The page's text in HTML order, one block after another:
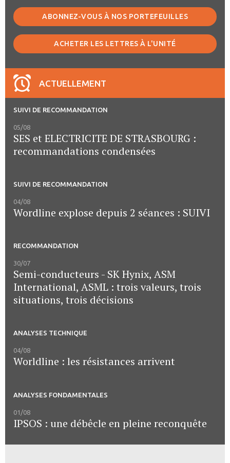
ABONNEZ-VOUS À NOS PORTEFEUILLES
ACHETER LES LETTRES À L'UNITÉ
ACTUELLEMENT
SUIVI DE RECOMMANDATION
05/08
SES et ELECTRICITE DE STRASBOURG :
recommandations condensées
SUIVI DE RECOMMANDATION
04/08
Wordline explose depuis 2 séances : SUIVI
RECOMMANDATION
30/07
Semi-conducteurs - SK Hynix, ASM
International, ASML : trois valeurs, trois
situations, trois décisions
ANALYSES TECHNIQUE
04/08
Worldline : les résistances arrivent
ANALYSES FONDAMENTALES
01/08
IPSOS : une débêcle en pleine reconquête